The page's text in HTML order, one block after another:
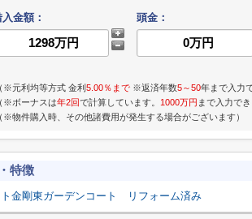
金額：
頭金：
（※元利均等方式 金利5.00％まで ※返済年数5～50年まで入力
（※ボーナスは年2回で計算しています。 1000万円 まで入力でき
（※物件購入時、その他諸費用が発生する場合がございます）
特徴
金剛東ガーデンコート リフォーム済み